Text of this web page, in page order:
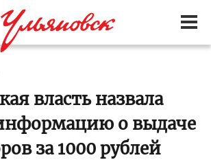
власть назвала
о выдаче
за 1000 рублей